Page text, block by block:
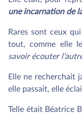
une incarnation de
Rares sont ceux
tout, comme elle
savoir écouter
Elle ne recherchait
elle passait, elle
Telle était Béatrice